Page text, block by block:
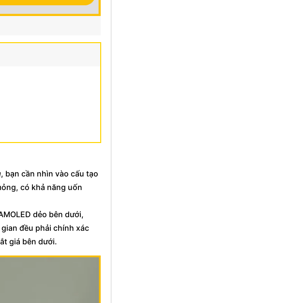
, bạn cần nhìn vào cấu tạo
có khả năng uốn
dẻo bên dưới,
đều phải chính xác
giá bên dưới.